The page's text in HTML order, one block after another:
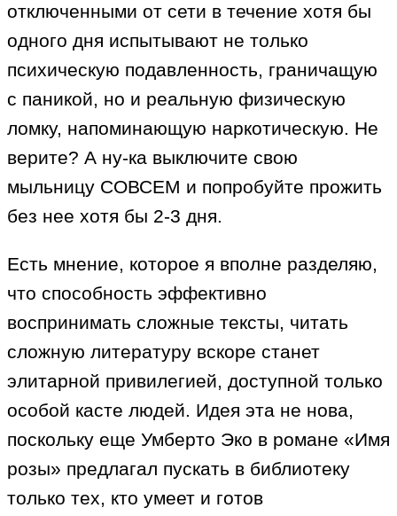
отключенными от сети в течение хотя бы
одного дня испытывают не только
психическую подавленность, граничащую
с паникой, но и реальную физическую
ломку, напоминающую наркотическую. Не
верите? А ну-ка выключите свою
мыльницу СОВСЕМ и попробуйте прожить
без нее хотя бы 2-3 дня.
Есть мнение, которое я вполне разделяю,
что способность эффективно
воспринимать сложные тексты, читать
сложную литературу вскоре станет
элитарной привилегией, доступной только
особой касте людей. Идея эта не нова,
поскольку еще Умберто Эко в романе «Имя
розы» предлагал пускать в библиотеку
только тех, кто умеет и готов